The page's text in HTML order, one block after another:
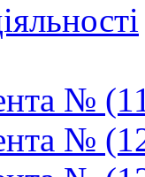
№
№